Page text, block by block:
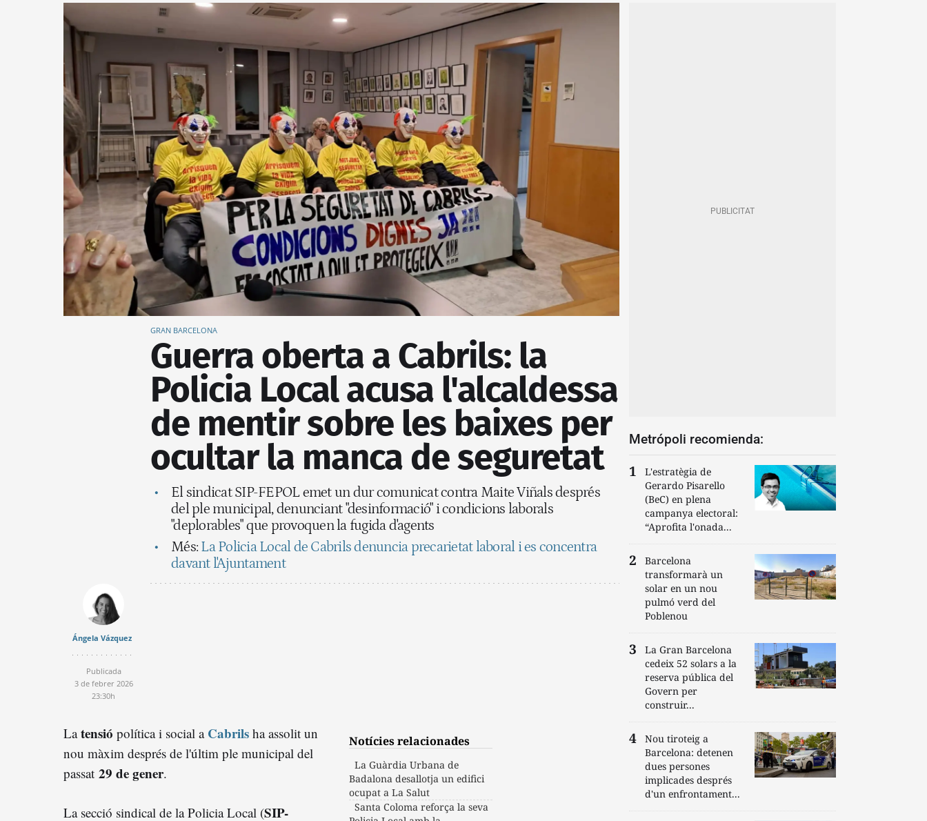
GRAN BARCELONA
Guerra oberta a Cabrils: la
Policia Local acusa l'alcaldessa
de mentir sobre les baixes per
ocultar la manca de seguretat
El sindicat SIP-FEPOL emet un dur comunicat contra Maite Viñals després
del ple municipal, denunciant "desinformació" i condicions laborals
"deplorables" que provoquen la fugida d'agents
Més: La Policia Local de Cabrils denuncia precarietat laboral i es concentra
davant l'Ajuntament
Ángela Vázquez
Publicada
3 de febrer 2026
23:30h
Notícies relacionades
La Guàrdia Urbana de
Badalona desallotja un edifici
ocupat a La Salut
Santa Coloma reforça la seva
Latensió política i social a Cabrils ha assolit un
nou màxim després de l'últim ple municipal del
passat 29 de gener.
La secció sindical de la Policia Local (SIP-
Metrópoli recomienda:
L'estratègia de
Gerardo Pisarello
(BeC) en plena
campanya electoral:
“Aprofita l'onada...
Barcelona
transformarà un
solar en un nou
pulmó verd del
Poblenou
La Gran Barcelona
cedeix 52 solars a la
reserva pública del
Govern per
construir...
Nou tiroteig a
Barcelona: detenen
dues persones
implicades després
d'un enfrontament...